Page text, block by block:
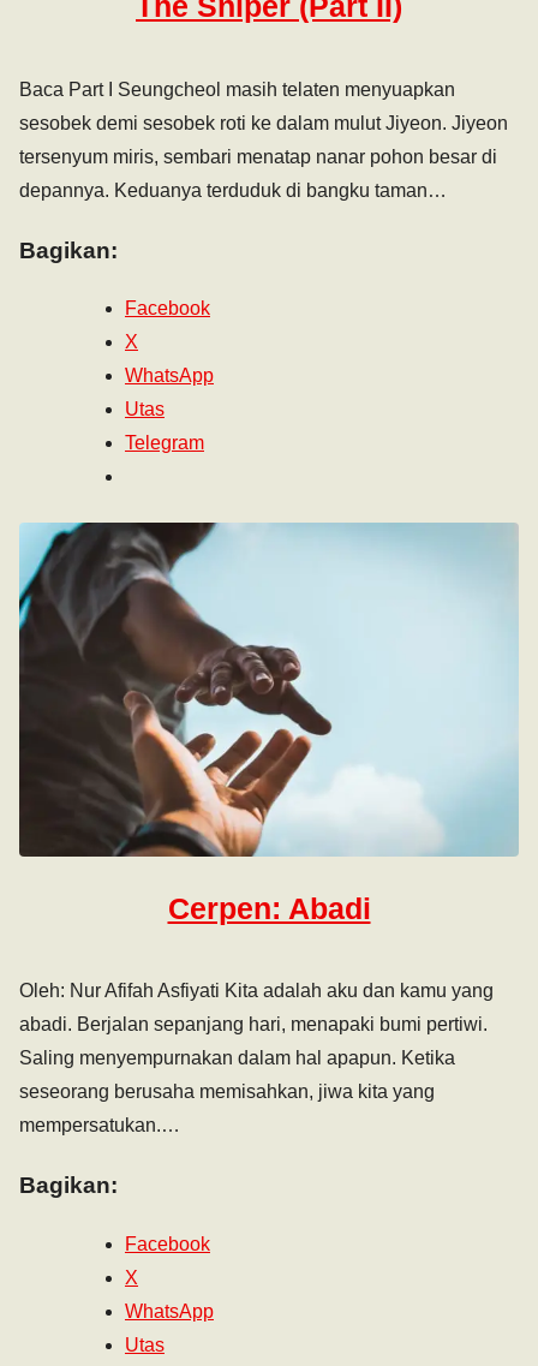
Baca Part I Seungcheol masih telaten menyuapkan
sesobek demi sesobek roti ke dalam mulut Jiyeon. Jiyeon
tersenyum miris, sembari menatap nanar pohon besar di
depannya. Keduanya terduduk di bangku taman…
Bagikan:
Facebook
X
WhatsApp
Utas
Telegram
Cerpen: Abadi
Oleh: Nur Afifah Asfiyati Kita adalah aku dan kamu yang
abadi. Berjalan sepanjang hari, menapaki bumi pertiwi.
Saling menyempurnakan dalam hal apapun. Ketika
seseorang berusaha memisahkan, jiwa kita yang
mempersatukan.…
Bagikan:
Facebook
X
WhatsApp
Utas